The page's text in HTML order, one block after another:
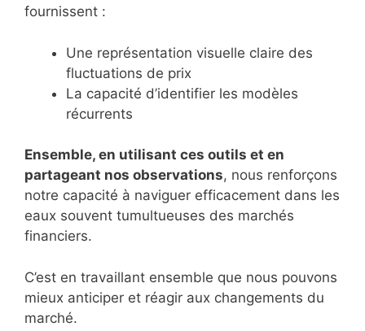
fournissent :
Une représentation visuelle claire des
fluctuations de prix
La capacité d’identifier les modèles
récurrents
Ensemble, en utilisant ces outils et en
partageant nos observations, nous renforçons
notre capacité à naviguer efficacement dans les
eaux souvent tumultueuses des marchés
financiers.
C’est en travaillant ensemble que nous pouvons
mieux anticiper et réagir aux changements du
marché.